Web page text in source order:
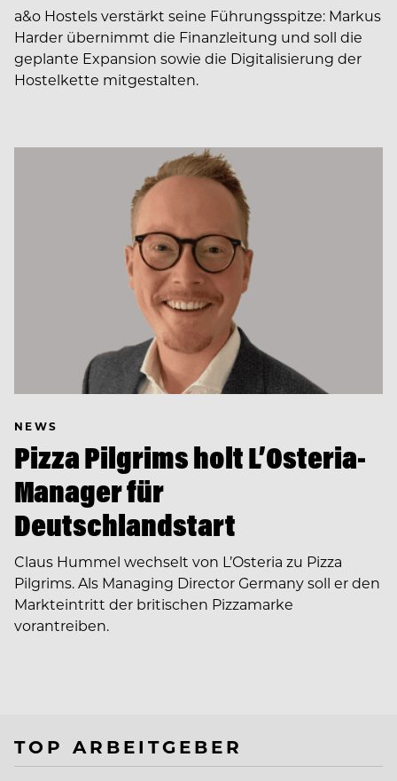
a&o Hostels verstärkt seine Führungsspitze: Markus
Harder übernimmt die Finanzleitung und soll die
geplante Expansion sowie die Digitalisierung der
Hostelkette mitgestalten.
NEWS
Pizza Pilgrims holt L’Osteria-
Manager für
Deutschlandstart
Claus Hummel wechselt von L’Osteria zu Pizza
Pilgrims. Als Managing Director Germany soll er den
Markteintritt der britischen Pizzamarke
vorantreiben.
TOP ARBEITGEBER